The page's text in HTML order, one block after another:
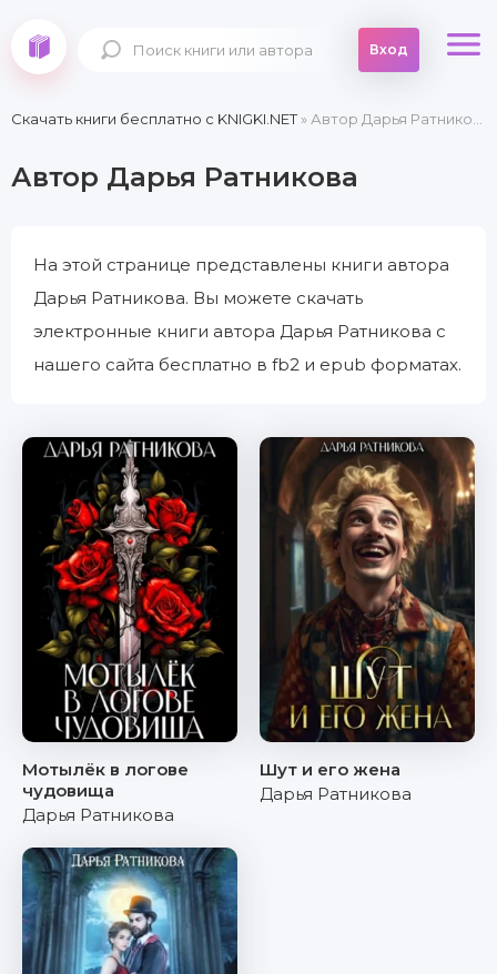
Вход
Скачать книги бесплатно c KNIGKI.NET» Автор Дарья Ратникова
Автор Дарья Ратникова
На этой странице представлены книги автора
Дарья Ратникова. Вы можете скачать
электронные книги автора Дарья Ратникова с
нашего сайта бесплатно в fb2 и epub форматах.
Мотылёк в логове
чудовища
Дарья Ратникова
Шут и его жена
Дарья Ратникова